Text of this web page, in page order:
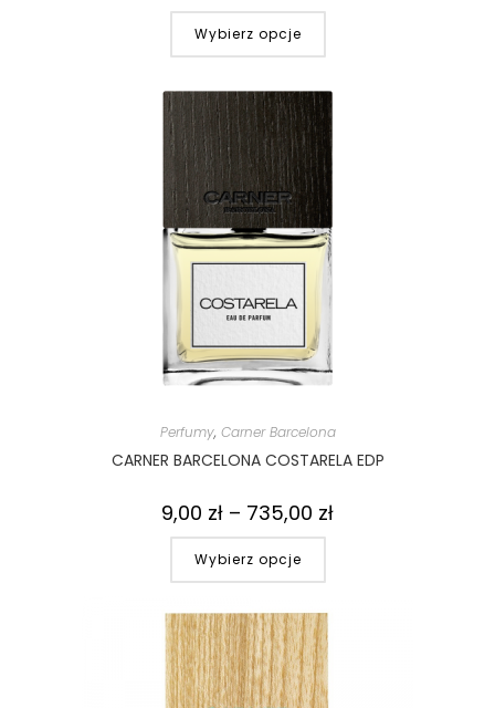
Wybierz opcje
Perfumy, Carner Barcelona
CARNER BARCELONA COSTARELA EDP
9,00 zł – 735,00 zł
Wybierz opcje